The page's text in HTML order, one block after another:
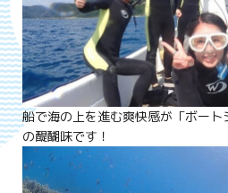
船で海の上を進む爽快感が「ボー
の醍醐味です！